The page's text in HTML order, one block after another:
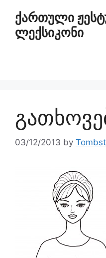
ქართული
ლექსიკონი
03/12/2013 by